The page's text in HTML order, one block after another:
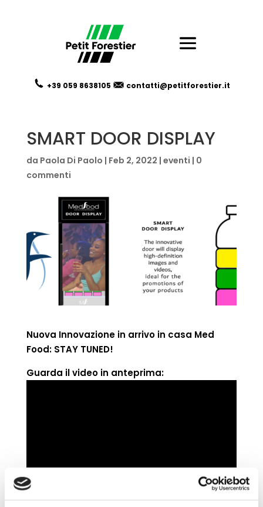
+39 059 8638105 contatti@petitforestier.it
SMART DOOR DISPLAY
da Paola Di Paolo | Feb 2, 2022 | eventi | 0
commenti
Nuova Innovazione in arrivo in casa Med
Food: STAY TUNED!
Guarda il video in anteprima: